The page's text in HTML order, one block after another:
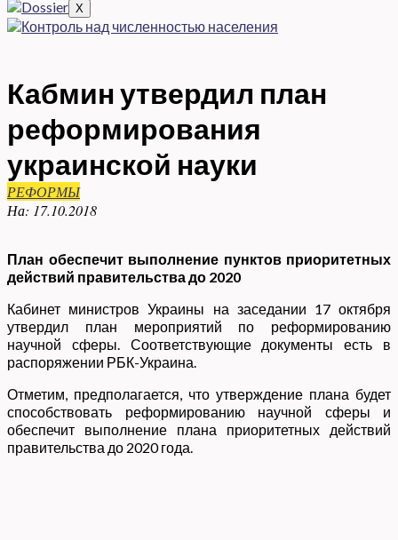
X
Кабмин утвердил план
реформирования
украинской науки
РЕФОРМЫ
На: 17.10.2018
План обеспечит выполнение пунктов приоритетных
действий правительства до 2020
Кабинет министров Украины на заседании 17 октября
утвердил план мероприятий по реформированию
научной сферы. Соответствующие документы есть в
распоряжении РБК-Украина.
Отметим, предполагается, что утверждение плана будет
способствовать реформированию научной сферы и
обеспечит выполнение плана приоритетных действий
правительства до 2020 года.